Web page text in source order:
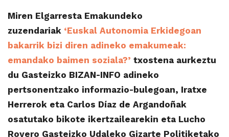
Miren Elgarresta Emakundeko
zuzendariak ‘Euskal Autonomia Erkidegoan
bakarrik bizi diren adineko emakumeak:
emandako baimen soziala?’ txostena aurkeztu
du Gasteizko BIZAN-INFO adineko
pertsonentzako informazio-bulegoan, Iratxe
Herrerok eta Carlos Díaz de Argandoñak
osatutako bikote ikertzailearekin eta Lucho
Royero Gasteizko Udaleko Gizarte Politiketako